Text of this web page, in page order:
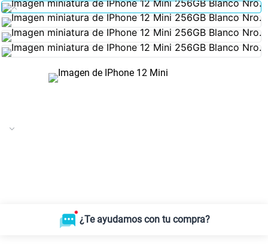
¿Te ayudamos con tu compra?